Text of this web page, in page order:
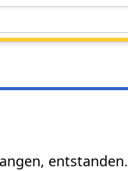
entstanden.